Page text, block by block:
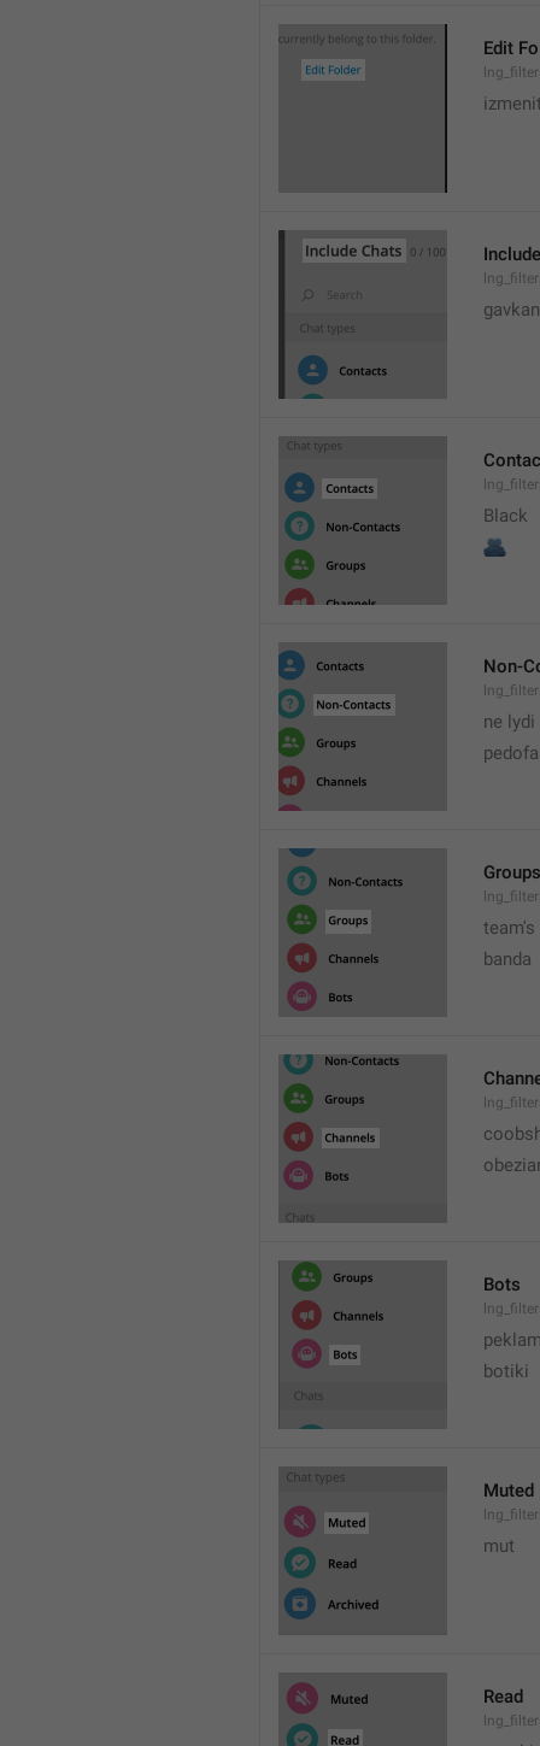
Edit
Black
🫂
Non-
ne lydi
Groups
team's
banda
Bots
botiki
Muted
mut
Read